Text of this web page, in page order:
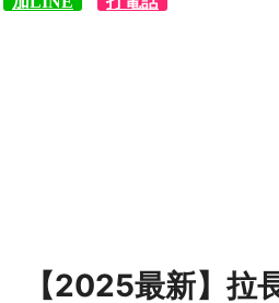
【2025最新】拉